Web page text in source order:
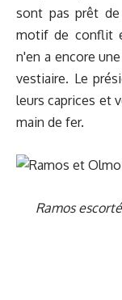
sont pas prêt de
motif de conflit
n'en a encore
vestiaire. Le
leurs caprices et
main de fer.
Ramos